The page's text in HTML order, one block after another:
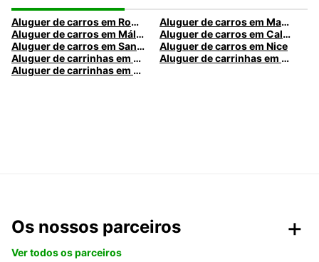
Aluguer de carros em Roma
Aluguer de carros em Madrid
Aluguer de carros em Málaga
Aluguer de carros em Caldas da Rainha
Aluguer de carros em Santa Maria da Feira
Aluguer de carros em Nice
Aluguer de carrinhas em Nice
Aluguer de carrinhas em Santa Maria da Feira
Aluguer de carrinhas em Caldas da Rainha
Os nossos parceiros
Ver todos os parceiros